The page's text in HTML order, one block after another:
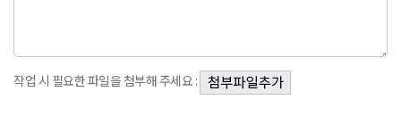
작업 시 필요한 파일을 첨부해 주세요 :